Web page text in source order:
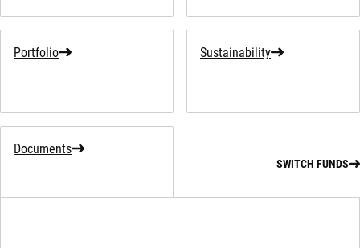
Portfolio Sustainability
Documents
SWITCH FUNDS